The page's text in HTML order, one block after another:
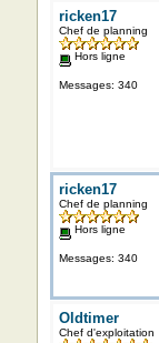
ricken17
Chef de planning
Hors ligne
Messages: 340
ricken17
Chef de planning
Hors ligne
Messages: 340
Oldtimer
Chef d'exploitation